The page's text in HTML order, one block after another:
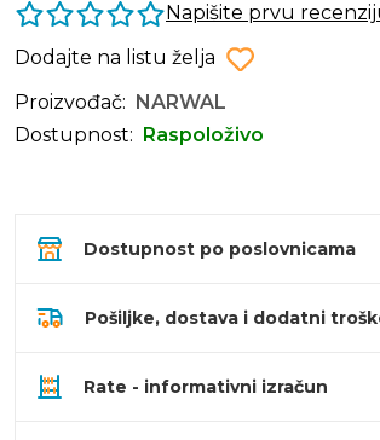
Napišite prvu
Dodajte na listu želja
Proizvođač:
NARWAL
Dostupnost:
Raspoloživo
Dostupnost po poslovnicama
Pošiljke, dostava i dodatni
Rate - informativni izračun